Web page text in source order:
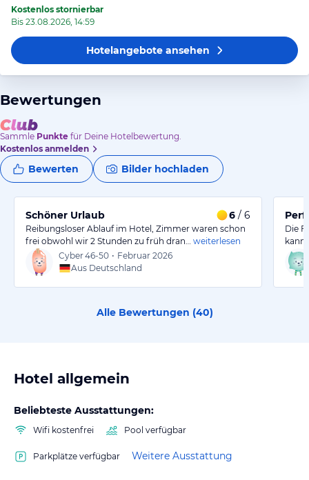
Kostenlos stornierbar
Bis 23.08.2026, 14:59
Hotelangeboteansehen
Bewertungen
Sammle Punkte für Deine Hotelbewertung.
Kostenlos anmelden
Bewerten Bilder hochladen
Schöner Urlaub 6 / 6
Reibungsloser Ablauf im Hotel, Zimmer waren schon
frei obwohl wir 2 Stunden zu früh dran…
weiterlesen
Cyber46-50 • Februar 2026
Aus Deutschland
Die
kann
Alle Bewertungen (40)
Hotel allgemein
Beliebteste Ausstattungen:
Wifi kostenfrei Pool verfügbar
Parkplätze verfügbar Weitere Ausstattung